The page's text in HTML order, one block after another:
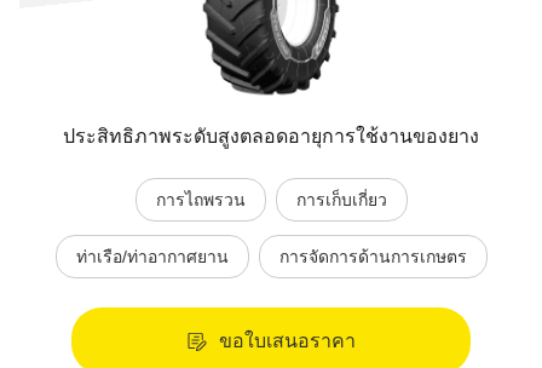
ประสิทธิภาพระดับสูงตลอดอายุการใช้งานของยาง
การไถพรวน การเก็บเกี่ยว
ท่าเรือ/ท่าอากาศยาน การจัดการด้านการเกษตร
ขอใบเสนอราคา